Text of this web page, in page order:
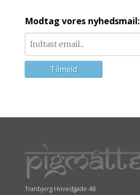
Modtag vores nyhedsmail:
Tranbjerg Hovedgade 48